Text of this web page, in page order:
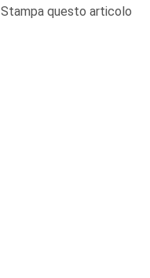
Stampa questo articolo